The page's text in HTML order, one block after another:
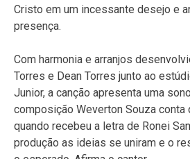
Cristo em um incessante desejo e
presença.
Com harmonia e arranjos
Torres e Dean Torres junto ao
Junior, a canção apresenta uma
composição Weverton Souza conta
quando recebeu a letra de Ronei
produção as ideias se uniram e o